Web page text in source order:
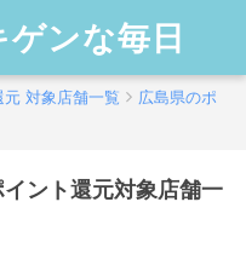
ンな毎日
対象店舗一覧
広島県のポ
ント還元対象店舗一